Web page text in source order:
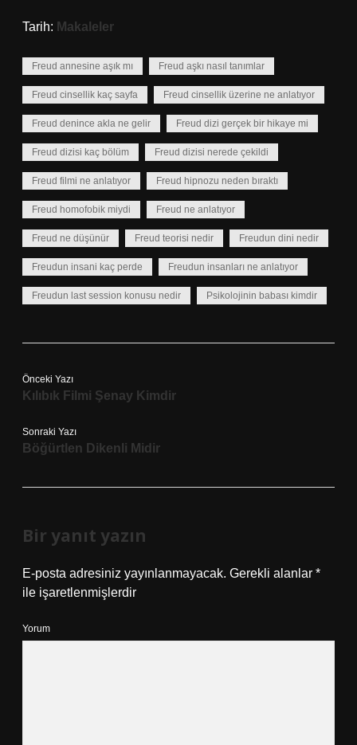
Tarih: Makaleler
Freud annesine aşık mı Freud aşkı nasıl tanımlar
Freud cinsellik kaç sayfa Freud cinsellik üzerine ne anlatıyor
Freud denince akla ne gelir Freud dizi gerçek bir hikaye mi
Freud dizisi kaç bölüm Freud dizisi nerede çekildi
Freud filmi ne anlatıyor Freud hipnozu neden bıraktı
Freud homofobik miydi Freud ne anlatıyor
Freud ne düşünür Freud teorisi nedir Freudun dini nedir
Freudun insani kaç perde Freudun insanları ne anlatıyor
Freudun last session konusu nedir Psikolojinin babası kimdir
Önceki Yazı
Kılıbık Filmi Şenay Kimdir
Sonraki Yazı
Böğürtlen Dikenli Midir
Bir yanıt yazın
E-posta adresiniz yayınlanmayacak. Gerekli alanlar *
ile işaretlenmişlerdir
Yorum